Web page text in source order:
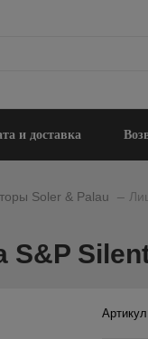
и доставка
Soler & Palau